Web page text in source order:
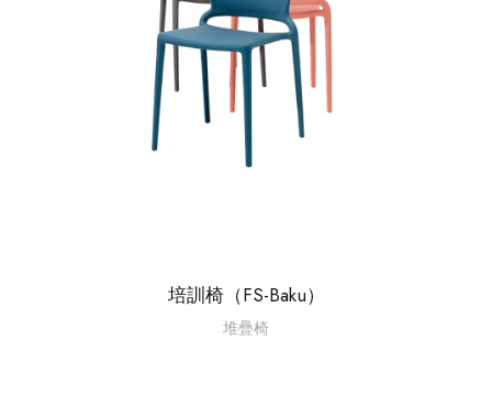
培訓椅（FS-Baku）
堆疊椅